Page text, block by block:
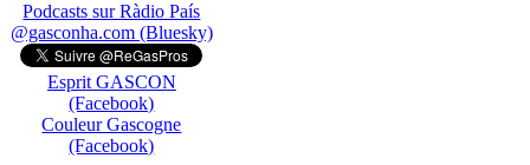
Podcasts sur Ràdio País
@gasconha.com (Bluesky)
Esprit GASCON
(Facebook)
Couleur Gascogne
(Facebook)